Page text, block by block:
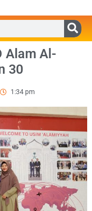
Alam Al-
30
1:34 pm